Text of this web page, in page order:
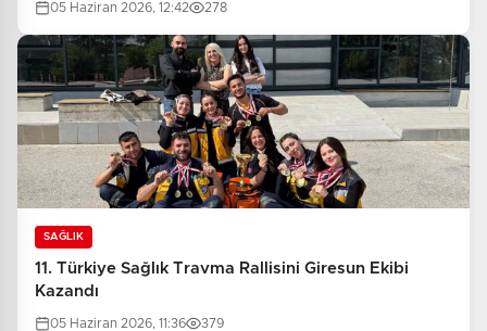
05 Haziran 2026, 12:42 278
SAĞLIK
11. Türkiye Sağlık Travma Rallisini Giresun Ekibi
Kazandı
05 Haziran 2026, 11:36 379